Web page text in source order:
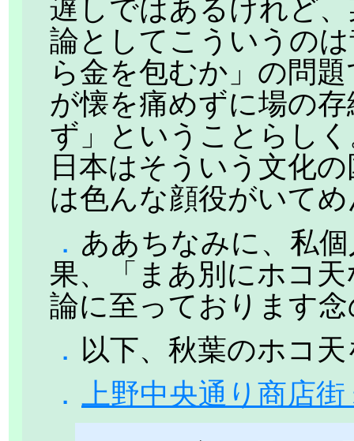
遅しではあるけれど
論としてこういうの
ら金を包むか」の問
が懐を痛めずに場の
ず」ということらし
日本はそういう文化
は色んな顔役がいて
． ああちなみに、私
果、「まあ別にホコ
論に至っております
． 以下、秋葉のホコ
．
上野中央通り商店